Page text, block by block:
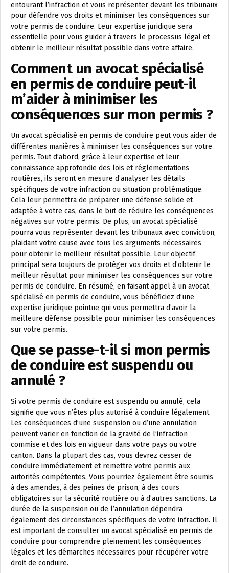
entourant l’infraction et vous représenter devant les tribunaux
pour défendre vos droits et minimiser les conséquences sur
votre permis de conduire. Leur expertise juridique sera
essentielle pour vous guider à travers le processus légal et
obtenir le meilleur résultat possible dans votre affaire.
Comment un avocat spécialisé
en permis de conduire peut-il
m’aider à minimiser les
conséquences sur mon permis ?
Un avocat spécialisé en permis de conduire peut vous aider de
différentes manières à minimiser les conséquences sur votre
permis. Tout d’abord, grâce à leur expertise et leur
connaissance approfondie des lois et réglementations
routières, ils seront en mesure d’analyser les détails
spécifiques de votre infraction ou situation problématique.
Cela leur permettra de préparer une défense solide et
adaptée à votre cas, dans le but de réduire les conséquences
négatives sur votre permis. De plus, un avocat spécialisé
pourra vous représenter devant les tribunaux avec conviction,
plaidant votre cause avec tous les arguments nécessaires
pour obtenir le meilleur résultat possible. Leur objectif
principal sera toujours de protéger vos droits et d’obtenir le
meilleur résultat pour minimiser les conséquences sur votre
permis de conduire. En résumé, en faisant appel à un avocat
spécialisé en permis de conduire, vous bénéficiez d’une
expertise juridique pointue qui vous permettra d’avoir la
meilleure défense possible pour minimiser les conséquences
sur votre permis.
Que se passe-t-il si mon permis
de conduire est suspendu ou
annulé ?
Si votre permis de conduire est suspendu ou annulé, cela
signifie que vous n’êtes plus autorisé à conduire légalement.
Les conséquences d’une suspension ou d’une annulation
peuvent varier en fonction de la gravité de l’infraction
commise et des lois en vigueur dans votre pays ou votre
canton. Dans la plupart des cas, vous devrez cesser de
conduire immédiatement et remettre votre permis aux
autorités compétentes. Vous pourriez également être soumis
à des amendes, à des peines de prison, à des cours
obligatoires sur la sécurité routière ou à d’autres sanctions. La
durée de la suspension ou de l’annulation dépendra
également des circonstances spécifiques de votre infraction. Il
est important de consulter un avocat spécialisé en permis de
conduire pour comprendre pleinement les conséquences
légales et les démarches nécessaires pour récupérer votre
droit de conduire.